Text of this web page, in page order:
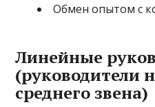
Обмен опытом с
Линейные
(руководители
среднего звена)